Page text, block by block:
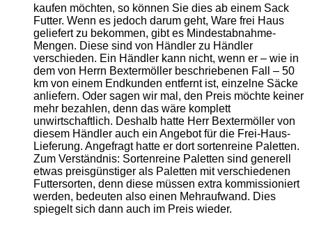
kaufen möchten, so können Sie dies ab einem Sack
Futter. Wenn es jedoch darum geht, Ware frei Haus
geliefert zu bekommen, gibt es Mindestabnahme-
Mengen. Diese sind von Händler zu Händler
verschieden. Ein Händler kann nicht, wenn er – wie in
dem von Herrn Bextermöller beschriebenen Fall – 50
km von einem Endkunden entfernt ist, einzelne Säcke
anliefern. Oder sagen wir mal, den Preis möchte keiner
mehr bezahlen, denn das wäre komplett
unwirtschaftlich. Deshalb hatte Herr Bextermöller von
diesem Händler auch ein Angebot für die Frei-Haus-
Lieferung. Angefragt hatte er dort sortenreine Paletten.
Zum Verständnis: Sortenreine Paletten sind generell
etwas preisgünstiger als Paletten mit verschiedenen
Futtersorten, denn diese müssen extra kommissioniert
werden, bedeuten also einen Mehraufwand. Dies
spiegelt sich dann auch im Preis wieder.